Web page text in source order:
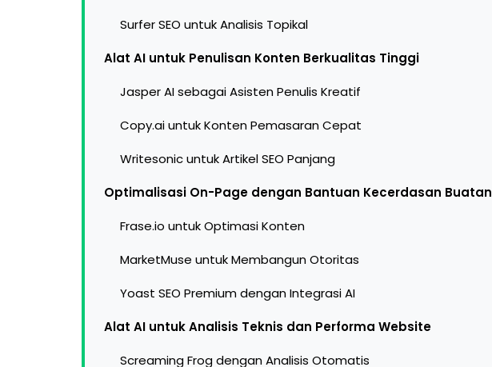
Surfer SEO untuk Analisis Topikal
Alat AI untuk Penulisan Konten Berkualitas Tinggi
Jasper AI sebagai Asisten Penulis Kreatif
Copy.ai untuk Konten Pemasaran Cepat
Writesonic untuk Artikel SEO Panjang
Optimalisasi On-Page dengan Bantuan Kecerdasan Buatan
Frase.io untuk Optimasi Konten
MarketMuse untuk Membangun Otoritas
Yoast SEO Premium dengan Integrasi AI
Alat AI untuk Analisis Teknis dan Performa Website
Screaming Frog dengan Analisis Otomatis